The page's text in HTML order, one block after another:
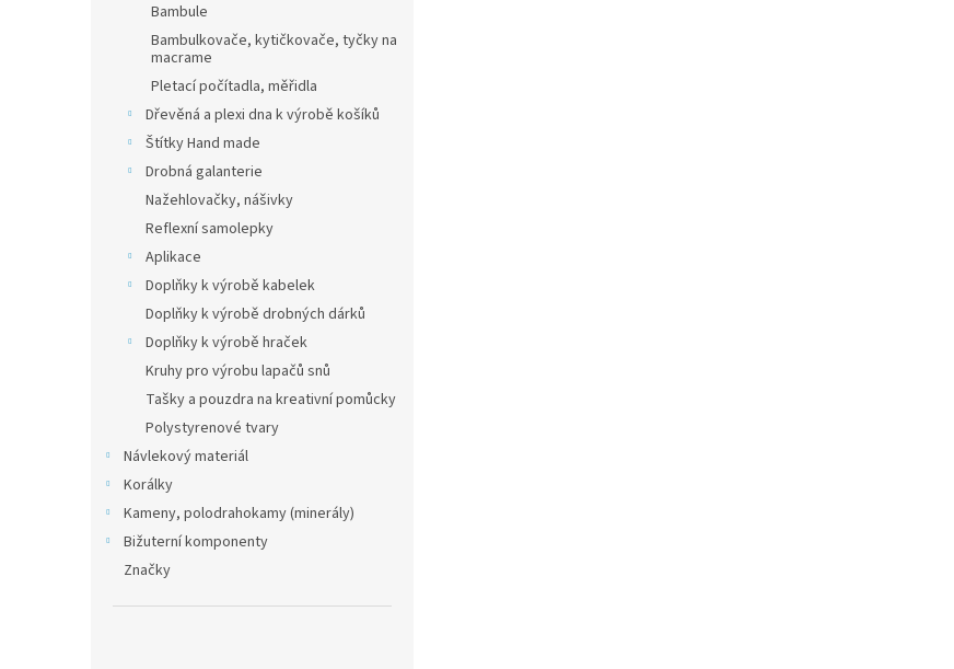
Bambule
Bambulkovače, kytičkovače, tyčky na
macrame
Pletací počítadla, měřidla
Dřevěná a plexi dna k výrobě košíků
Štítky Hand made
Drobná galanterie
Nažehlovačky, nášivky
Reflexní samolepky
Aplikace
Doplňky k výrobě kabelek
Doplňky k výrobě drobných dárků
Doplňky k výrobě hraček
Kruhy pro výrobu lapačů snů
Tašky a pouzdra na kreativní pomůcky
Polystyrenové tvary
Návlekový materiál
Korálky
Kameny, polodrahokamy (minerály)
Bižuterní komponenty
Značky